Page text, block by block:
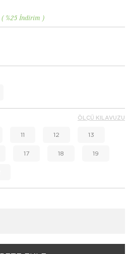
%25 İndirim
11 12 13
17 18 19
ÖLÇÜ KILAVUZU